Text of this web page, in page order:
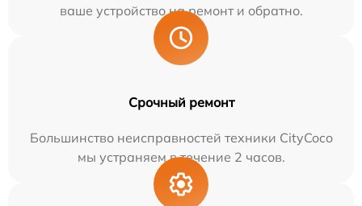
ваше устройство на ремонт и обратно.
Срочный ремонт
Большинство неисправностей техники CityCoco
мы устраняем в течение 2 часов.